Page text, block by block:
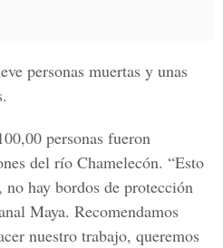
personas muertas y unas
personas fueron
del río Chamelecón. “Esto
no hay bordos de protección
Maya. Recomendamos
nuestro trabajo, queremos